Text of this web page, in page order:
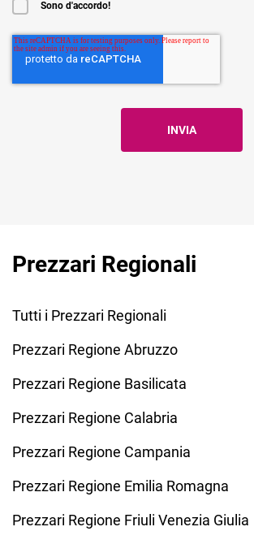
Sono d'accordo!
Prezzari Regionali
Tutti i Prezzari Regionali
Prezzari Regione Abruzzo
Prezzari Regione Basilicata
Prezzari Regione Calabria
Prezzari Regione Campania
Prezzari Regione Emilia Romagna
Prezzari Regione Friuli Venezia Giulia